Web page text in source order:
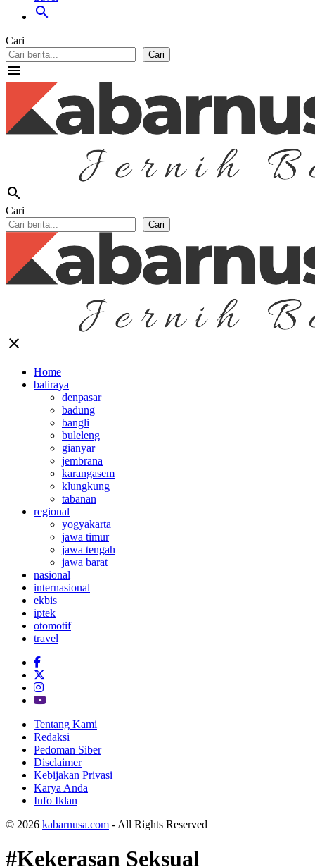
search
Cari
Cari
menu
search
Cari
Cari
close
Home
baliraya
denpasar
badung
bangli
buleleng
gianyar
jembrana
karangasem
klungkung
tabanan
regional
yogyakarta
jawa timur
jawa tengah
jawa barat
nasional
internasional
ekbis
iptek
otomotif
travel
Tentang Kami
Redaksi
Pedoman Siber
Disclaimer
Kebijakan Privasi
Karya Anda
Info Iklan
© 2026 kabarnusa.com - All Rights Reserved
#Kekerasan Seksual